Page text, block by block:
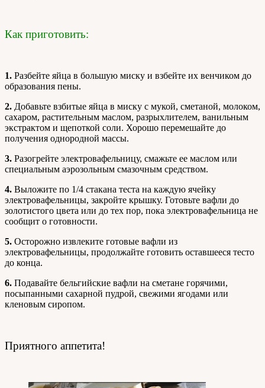
Как приготовить:
1. Разбейте яйца в большую миску и взбейте их венчиком до
образования пены.
2. Добавьте взбитые яйца в миску с мукой, сметаной, молоком,
сахаром, растительным маслом, разрыхлителем, ванильным
экстрактом и щепоткой соли. Хорошо перемешайте до
получения однородной массы.
3. Разогрейте электровафельницу, смажьте ее маслом или
специальным аэрозольным смазочным средством.
4. Выложите по 1/4 стакана теста на каждую ячейку
электровафельницы, закройте крышку. Готовьте вафли до
золотистого цвета или до тех пор, пока электровафельница не
сообщит о готовности.
5. Осторожно извлеките готовые вафли из
электровафельницы, продолжайте готовить оставшееся тесто
до конца.
6. Подавайте бельгийские вафли на сметане горячими,
посыпанными сахарной пудрой, свежими ягодами или
кленовым сиропом.
Приятного аппетита!